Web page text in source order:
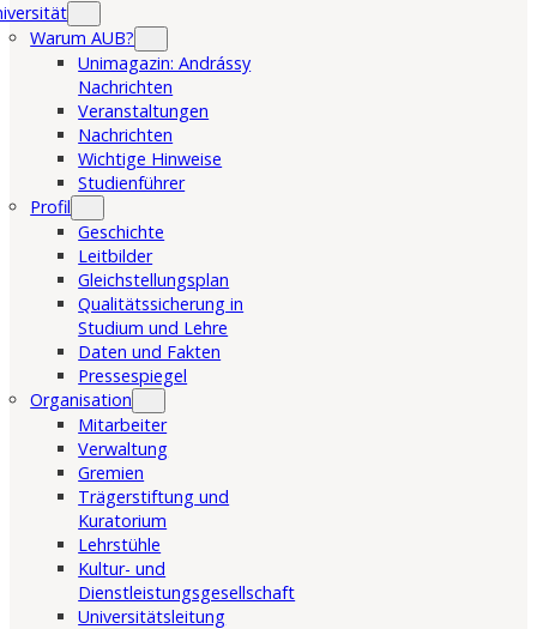
Warum AUB?
Unimagazin: Andrássy
Nachrichten
Veranstaltungen
Nachrichten
Wichtige Hinweise
Studienführer
Profil
Geschichte
Leitbilder
Gleichstellungsplan
Qualitätssicherung in
Studium und Lehre
Daten und Fakten
Pressespiegel
Organisation
Mitarbeiter
Verwaltung
Gremien
Trägerstiftung und
Kuratorium
Lehrstühle
Kultur- und
Dienstleistungsgesellschaft
Universitätsleitung